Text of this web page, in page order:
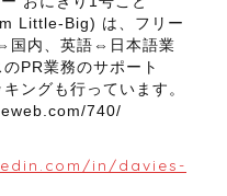
Little-Big) は、フリー
国内、英語⇔日本語業
PR業務のサポート
ングも行っています。
740/
in/davies-